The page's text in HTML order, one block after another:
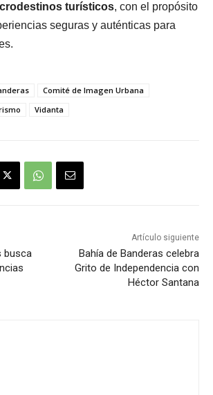
turísticos, con el propósito
seguras y auténticas para
Comité de Imagen Urbana
Vidanta
busca
Artículo siguiente
Bahía de Banderas celebra
Grito de Independencia con
Héctor Santana